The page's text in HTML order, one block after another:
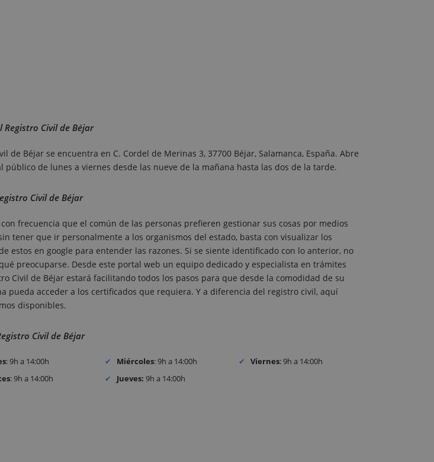
Registro Civil de Béjar
de Béjar se encuentra en C. Cordel de Merinas 3, 37700 Béjar, Salamanca, España. Abre
público de lunes a viernes desde las nueve de la mañana hasta las dos de la tarde.
Civil de Béjar
frecuencia que el común de las personas prefieren gestionar sus cosas por medios
tener que ir personalmente a los organismos del estado, basta con visualizar los
estos en google para entender las razones. Si se siente identificado con lo anterior, no
preocuparse. Desde este portal web un equipo dedicado y especialista en trámites
Civil de Béjar estará facilitando todos los pasos para que desde la comodidad de su
pueda acceder a los certificados que requiera. Y a diferencia del registro civil, aquí
disponibles.
Civil de Béjar
: 9h a 14:00h
: 9h a 14:00h
Miércoles: 9h a 14:00h
Jueves: 9h a 14:00h
Viernes: 9h a 14:00h